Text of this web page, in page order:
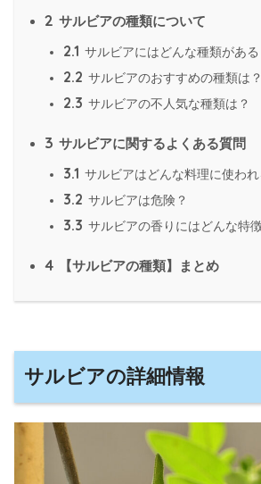
2 サルビアの種類について
2.1 サルビアにはどんな種類がある
2.2 サルビアのおすすめの種類は？
2.3 サルビアの不人気な種類は？
3 サルビアに関するよくある質問
3.1 サルビアはどんな料理に使われ
3.2 サルビアは危険？
3.3 サルビアの香りにはどんな特
4 【サルビアの種類】まとめ
サルビアの詳細情報